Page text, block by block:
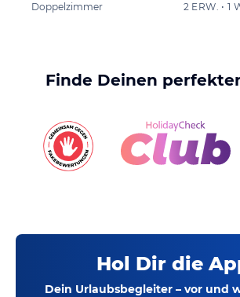
Doppelzimmer
2 ERW. • 1
Finde Deinen
Hol Dir die
Dein Urlaubsbegleiter – vor und